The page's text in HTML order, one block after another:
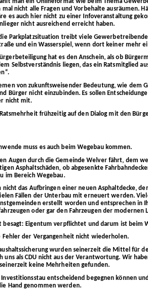
mal nicht alle Fragen und Vorbehalte ausräumen.
es auch hier nicht zu einer Infoveranstaltung
nicht ausreichend erreicht haben.
Parkplatzsituation treibt viele
und ein Wasserspiel, wenn dort keiner mehr
hat es den Anschein, als ob
Selbstverständnis liegen, das ein Ratsmitglied
von zukunftsweisender Bedeutung, wie dem
Bürger nicht einzubinden. Es sollen
nicht mit.
frühzeitig auf den Dialog mit den
muss es auch beim Wegebau kommen.
Augen durch die Gemeinde Welver fährt, dem
Asphaltschäden, ob abgesenkte
im Bereich Wegebau.
nicht das Aufbringen einer neuen Asphaltdecke,
Fällen der Unterbau mit erneuert werden.
erstellt worden und entsprechen in
oder gar den Fahrzeugen der modernen
besagt: Eigentum verpflichtet und darum ist beim
der Vergangenheit nicht wiederholen.
wurden seinerzeit die Mittel für
uns als CDU nicht aus der Verantwortung. Wir
keine Mehrheiten gefunden.
entscheidend begegnen können
Hand genommen werden.